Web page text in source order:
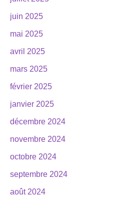
juin 2025
mai 2025
avril 2025
mars 2025
février 2025
janvier 2025
décembre 2024
novembre 2024
octobre 2024
septembre 2024
août 2024